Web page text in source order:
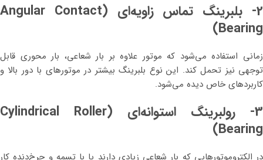
2- بلبرینگ تماس زاویه‌ای (Angular Contact
Bearing)
زمانی استفاده می‌شود که موتور علاوه بر بار شعاعی، بار محوری قابل
توجهی نیز تحمل کند. این نوع بلبرینگ بیشتر در موتورهای با دور بالا و
کاربردهای خاص دیده می‌شود.
3- رولبرینگ استوانه‌ای (Cylindrical Roller
Bearing)
در الکتروموتورهایی که بار شعاعی زیادی دارند یا با تسمه و چرخ‌دنده کار